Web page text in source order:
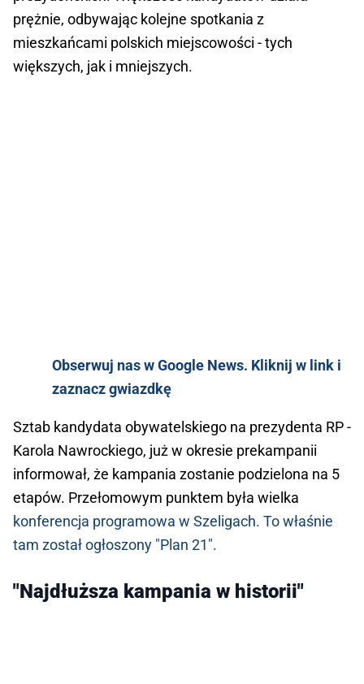
prężnie, odbywając kolejne spotkania z
mieszkańcami polskich miejscowości - tych
większych, jak i mniejszych.
Obserwuj nas w Google News. Kliknij w link i
zaznacz gwiazdkę
Sztab kandydata obywatelskiego na prezydenta RP -
Karola Nawrockiego, już w okresie prekampanii
informował, że kampania zostanie podzielona na 5
etapów. Przełomowym punktem była wielka
konferencja programowa w Szeligach. To właśnie
tam został ogłoszony "Plan 21".
"Najdłuższa kampania w historii"